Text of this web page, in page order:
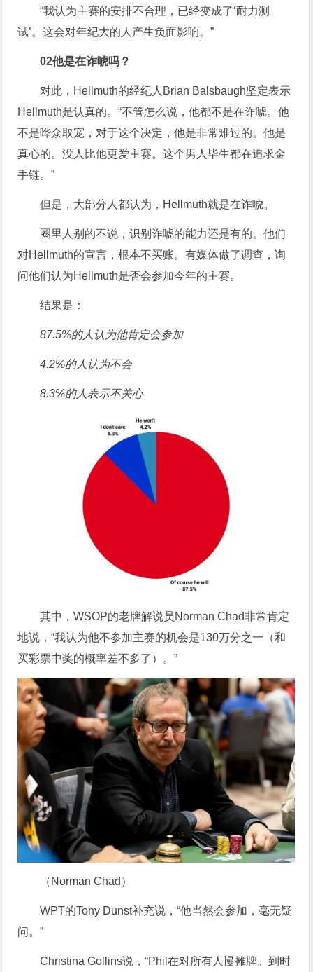
“我认为主赛的安排不合理，已经变成了‘耐力测
试’。这会对年纪大的人产生负面影响。”
02他是在诈唬吗？
对此，Hellmuth的经纪人Brian Balsbaugh坚定表示
Hellmuth是认真的。“不管怎么说，他都不是在诈唬。他
不是哗众取宠，对于这个决定，他是非常难过的。他是
真心的。没人比他更爱主赛。这个男人毕生都在追求金
手链。”
但是，大部分人都认为，Hellmuth就是在诈唬。
圈里人别的不说，识别诈唬的能力还是有的。他们
对Hellmuth的宣言，根本不买账。有媒体做了调查，询
问他们认为Hellmuth是否会参加今年的主赛。
结果是：
87.5%的人认为他肯定会参加
4.2%的人认为不会
8.3%的人表示不关心
其中，WSOP的老牌解说员Norman Chad非常肯定
地说，“我认为他不参加主赛的机会是130万分之一（和
买彩票中奖的概率差不多了）。”
（Norman Chad）
WPT的Tony Dunst补充说，“他当然会参加，毫无疑
问。”
Christina Gollins说，“Phil在对所有人慢摊牌。到时